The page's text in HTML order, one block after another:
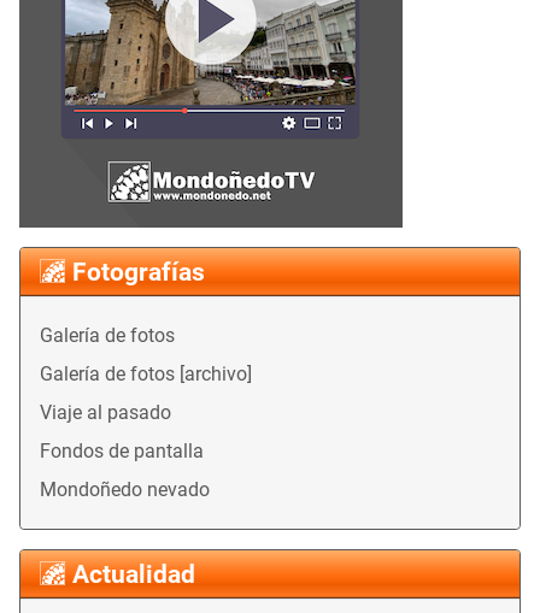
Fotografías
Galería de fotos
Galería de fotos [archivo]
Viaje al pasado
Fondos de pantalla
Mondoñedo nevado
Actualidad